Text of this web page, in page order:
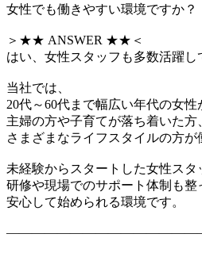
女性でも働きやすい環境ですか？
＞★★ ANSWER ★★＜
はい、女性スタッフも多数活躍し
当社では、
20代～60代まで幅広い年代の女性
主婦の方や子育てが落ち着いた方
さまざまなライフスタイルの方が
未経験からスタートした女性スタ
研修や現場でのサポート体制も整
安心して始められる環境です。